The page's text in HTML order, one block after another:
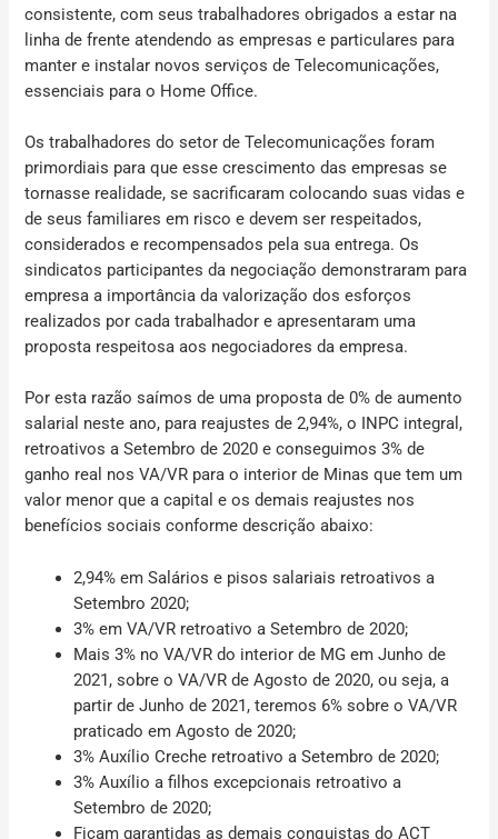
consistente, com seus trabalhadores obrigados a estar na
linha de frente atendendo as empresas e particulares para
manter e instalar novos serviços de Telecomunicações,
essenciais para o Home Office.
Os trabalhadores do setor de Telecomunicações foram
primordiais para que esse crescimento das empresas se
tornasse realidade, se sacrificaram colocando suas vidas e
de seus familiares em risco e devem ser respeitados,
considerados e recompensados pela sua entrega. Os
sindicatos participantes da negociação demonstraram para
empresa a importância da valorização dos esforços
realizados por cada trabalhador e apresentaram uma
proposta respeitosa aos negociadores da empresa.
Por esta razão saímos de uma proposta de 0% de aumento
salarial neste ano, para reajustes de 2,94%, o INPC integral,
retroativos a Setembro de 2020 e conseguimos 3% de
ganho real nos VA/VR para o interior de Minas que tem um
valor menor que a capital e os demais reajustes nos
benefícios sociais conforme descrição abaixo:
2,94% em Salários e pisos salariais retroativos a
Setembro 2020;
3% em VA/VR retroativo a Setembro de 2020;
Mais 3% no VA/VR do interior de MG em Junho de
2021, sobre o VA/VR de Agosto de 2020, ou seja, a
partir de Junho de 2021, teremos 6% sobre o VA/VR
praticado em Agosto de 2020;
3% Auxílio Creche retroativo a Setembro de 2020;
3% Auxílio a filhos excepcionais retroativo a
Setembro de 2020;
Ficam garantidas as demais conquistas do ACT